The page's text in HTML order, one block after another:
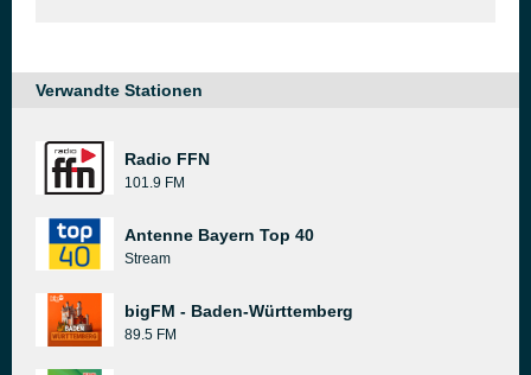
Verwandte Stationen
Radio FFN
101.9 FM
Antenne Bayern Top 40
Stream
bigFM - Baden-Württemberg
89.5 FM